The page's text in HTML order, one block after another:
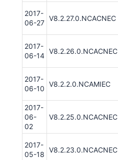
2017-
06-27
V8.2.27.0.NCACNEC
2017-
06-14
V8.2.26.0.NCACNEC
2017-
06-10
V8.2.2.0.NCAMIEC
2017-
06-
02
V8.2.25.0.NCACNEC
2017-
05-18
V8.2.23.0.NCACNEC